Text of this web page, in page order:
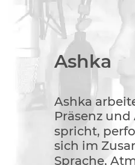
Ashka
Ashka
Präsenz
spricht,
sich im
Sprache,